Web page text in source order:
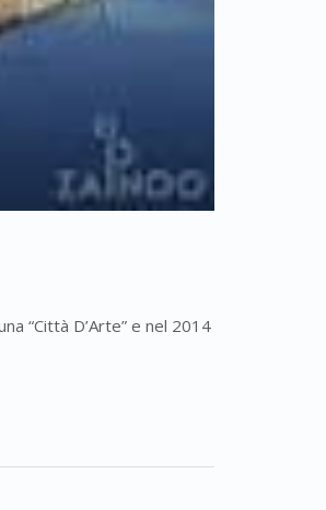
“Città D’Arte” e nel 2014